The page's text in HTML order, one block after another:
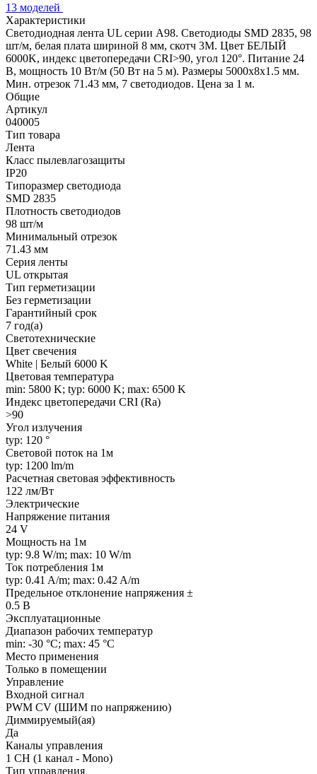
13 моделей
Характеристики
Светодиодная лента UL серии A98. Светодиоды SMD 2835, 98
шт/м, белая плата шириной 8 мм, скотч 3M. Цвет БЕЛЫЙ
6000K, индекс цветопередачи CRI>90, угол 120°. Питание 24
В, мощность 10 Вт/м (50 Вт на 5 м). Размеры 5000x8x1.5 мм.
Мин. отрезок 71.43 мм, 7 светодиодов. Цена за 1 м.
Общие
Артикул
040005
Тип товара
Лента
Класс пылевлагозащиты
IP20
Типоразмер светодиода
SMD 2835
Плотность светодиодов
98 шт/м
Минимальный отрезок
71.43 мм
Серия ленты
UL открытая
Тип герметизации
Без герметизации
Гарантийный срок
7 год(а)
Светотехнические
Цвет свечения
White | Белый 6000 K
Цветовая температура
min: 5800 K; typ: 6000 K; max: 6500 K
Индекс цветопередачи CRI (Ra)
>90
Угол излучения
typ: 120 °
Световой поток на 1м
typ: 1200 lm/m
Расчетная световая эффективность
122 лм/Вт
Электрические
Напряжение питания
24 V
Мощность на 1м
typ: 9.8 W/m; max: 10 W/m
Ток потребления 1м
typ: 0.41 A/m; max: 0.42 A/m
Предельное отклонение напряжения ±
0.5 В
Эксплуатационные
Диапазон рабочих температур
min: -30 °C; max: 45 °C
Место применения
Только в помещении
Управление
Входной сигнал
PWM СV (ШИМ по напряжению)
Диммируемый(ая)
Да
Каналы управления
1 CH (1 канал - Mono)
Тип управления